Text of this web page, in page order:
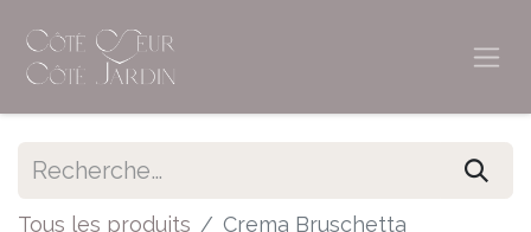
Tous les produits Crema Bruschetta